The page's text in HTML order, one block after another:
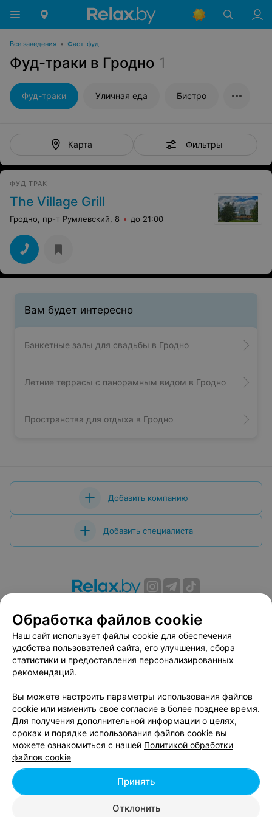
Все заведения • Фаст-фуд
Фуд-траки в Гродно 1
Фуд-траки Уличная еда Бистро
Карта Фильтры
ФУД-ТРАК
The Village Grill
Гродно, пр-т Румлевский, 8 до 21:00
Вам будет интересно
Банкетные залы для свадьбы в Гродно
Летние террасы с панорамным видом в Гродно
Пространства для отдыха в Гродно
Добавить компанию
Добавить специалиста
Вакансии
Публичный договор
Способы оплаты
Публичный договор по использованию сервиса
«Афиша»
Пользовательское соглашение
Связаться по вопросам сотрудничества
Написать руководителю relax.by
Персональные настройки cookie
Обработка персональных данных
| 220012, Республика Беларусь, г. Минск,
Обработка файлов cookie
Наш сайт использует файлы cookie для обеспечения
удобства пользователей сайта, его улучшения, сбора
статистики и предоставления персонализированных
рекомендаций.
Вы можете настроить параметры использования файлов
cookie или изменить свое согласие в более позднее время.
Для получения дополнительной информации о целях,
сроках и порядке использования файлов cookie вы
можете ознакомиться с нашей Политикой обработки
файлов cookie
Отклонить
Принять